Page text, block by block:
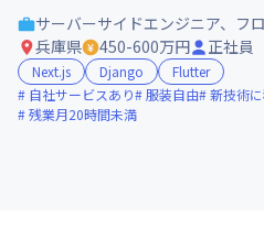
サーバーサイドエンジニア、フ
兵庫県
450-600万円 正社員
Next.js Django
Flutter
自社サービスあり
服装自由 新技術
残業月20時間未満